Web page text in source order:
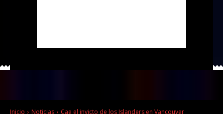
Inicio Noticias Cae el invicto de los Islanders en Vancouver